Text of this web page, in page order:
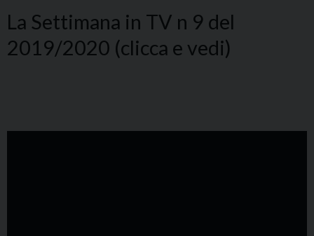
La Settimana in TV n 9 del
2019/2020 (clicca e vedi)